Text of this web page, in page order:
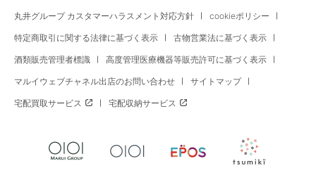
丸井グループ カスタマーハラスメント対応方針 cookieポリシー
特定商取引に関する法律に基づく表示 古物営業法に基づく表示
酒類販売管理者標識 高度管理医療機器等販売許可に基づく表示
マルイウェブチャネル出店のお問い合わせ サイトマップ
宅配買取サービス 宅配収納サービス